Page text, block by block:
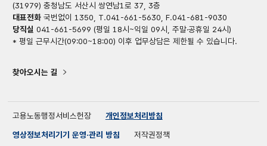
(31979) 충청남도 서산시 쌍연남1로 37, 3층
대표전화 국번없이 1350, T.041-661-5630, F.041-681-9030
당직실 041-661-5699 (평일 18시~익일 09시, 주말·공휴일 24시)
* 평일 근무시간(09:00~18:00) 이후 업무상담은 제한될 수 있습니다.
찾아오시는 길
고용노동행정서비스헌장
개인정보처리방침
영상정보처리기기 운영·관리 방침
저작권정책